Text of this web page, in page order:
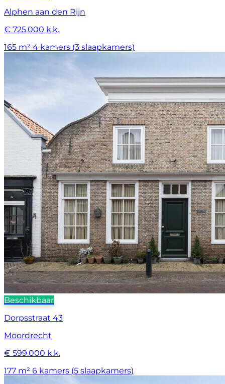
Alphen aan den Rijn
€ 725.000 k.k.
165 m² 4 kamers (3 slaapkamers)
Beschikbaar
Dorpsstraat 43
Moordrecht
€ 599.000 k.k.
177 m² 6 kamers (5 slaapkamers)